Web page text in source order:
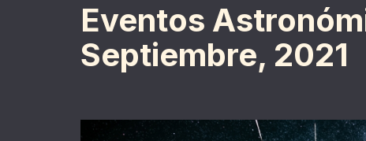
Eventos
Septiembre, 2021